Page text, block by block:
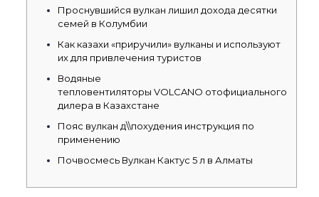
Проснувшийся вулкан лишил дохода десятки
семей в Колумбии
Как казахи «приручили» вулканы и используют
их для привлечения туристов
Водяные
тепловентиляторы VOLCANO отофициального
дилера в Казахстане
Пояс вулкан д\\похудения инструкция по
применению
Почвосмесь Вулкан Кактус 5 л в Алматы